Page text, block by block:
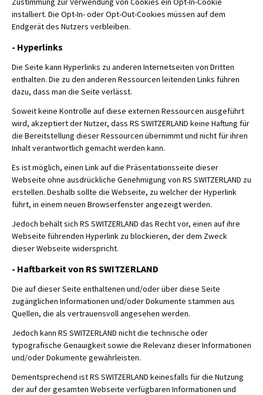
installiert. Die Opt-In- oder Opt-Out-Cookies müssen auf dem
Endgerät des Nutzers verbleiben.
- Hyperlinks
Die Seite kann Hyperlinks zu anderen Internetseiten von Dritten
enthalten. Die zu den anderen Ressourcen leitenden Links führen
dazu, dass man die Seite verlässt.
Soweit keine Kontrolle auf diese externen Ressourcen ausgeführt
wird, akzeptiert der Nutzer, dass RS SWITZERLAND keine Haftung für
die Bereitstellung dieser Ressourcen übernimmt und nicht für ihren
Inhalt verantwortlich gemacht werden kann.
Es ist möglich, einen Link auf die Präsentationsseite dieser
Webseite ohne ausdrückliche Genehmigung von RS SWITZERLAND zu
erstellen. Deshalb sollte die Webseite, zu welcher der Hyperlink
führt, in einem neuen Browserfenster angezeigt werden.
Jedoch behält sich RS SWITZERLAND das Recht vor, einen auf ihre
Webseite führenden Hyperlink zu blockieren, der dem Zweck
dieser Webseite widerspricht.
- Haftbarkeit von RS SWITZERLAND
Die auf dieser Seite enthaltenen und/oder über diese Seite
zugänglichen Informationen und/oder Dokumente stammen aus
Quellen, die als vertrauensvoll angesehen werden.
Jedoch kann RS SWITZERLAND nicht die technische oder
typografische Genauigkeit sowie die Relevanz dieser Informationen
und/oder Dokumente gewährleisten.
Dementsprechend ist RS SWITZERLAND keinesfalls für die Nutzung
der auf der gesamten Webseite verfügbaren Informationen und